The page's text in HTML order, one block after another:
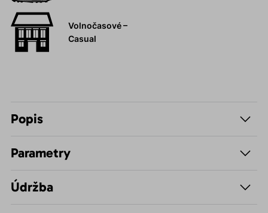
Volnočasové –
Casual
Popis
Parametry
Údržba